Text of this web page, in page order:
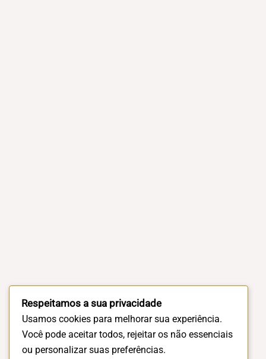
Respeitamos a sua privacidade
Usamos cookies para melhorar sua experiência.
Você pode aceitar todos, rejeitar os não essenciais
ou personalizar suas preferências.